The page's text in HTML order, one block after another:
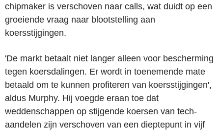
chipmaker is verschoven naar calls, wat duidt op een
groeiende vraag naar blootstelling aan
koersstijgingen.
'De markt betaalt niet langer alleen voor bescherming
tegen koersdalingen. Er wordt in toenemende mate
betaald om te kunnen profiteren van koersstijgingen',
aldus Murphy. Hij voegde eraan toe dat
weddenschappen op stijgende koersen van tech-
aandelen zijn verschoven van een dieptepunt in vijf